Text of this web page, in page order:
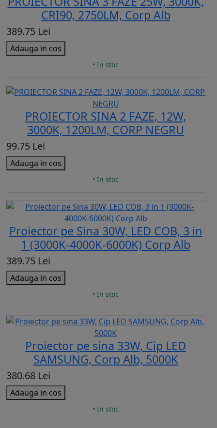
CRI90, 2750LM, Corp Alb
389.75 Lei
Adauga in cos
• In stoc
PROIECTOR SINA 2 FAZE, 12W,
3000K, 1200LM, CORP NEGRU
99.75 Lei
Adauga in cos
• In stoc
Proiector pe Sina 30W, LED COB, 3 in
1 (3000K-4000K-6000K) Corp Alb
389.75 Lei
Adauga in cos
• In stoc
Proiector pe sina 33W, Cip LED
SAMSUNG, Corp Alb, 5000K
380.68 Lei
Adauga in cos
• In stoc